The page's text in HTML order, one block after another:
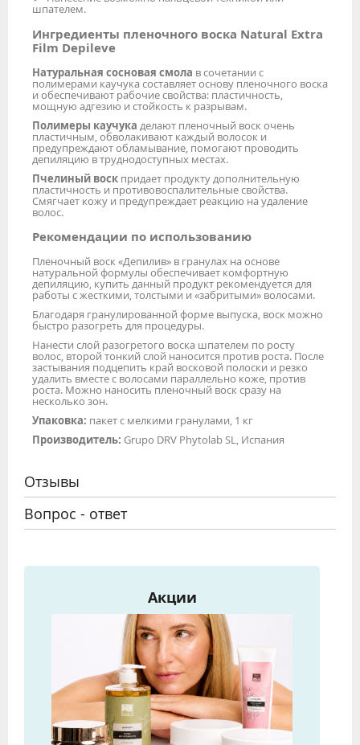
шпателем.
Ингредиенты пленочного воска Natural Extra
Film Depileve
Натуральная сосновая смола в сочетании с
полимерами каучука составляет основу пленочного воска
и обеспечивают рабочие свойства: пластичность,
мощную адгезию и стойкость к разрывам.
Полимеры каучука делают пленочный воск очень
пластичным, обволакивают каждый волосок и
предупреждают обламывание, помогают проводить
депиляцию в труднодоступных местах.
Пчелиный воск придает продукту дополнительную
пластичность и противовоспалительные свойства.
Смягчает кожу и предупреждает реакцию на удаление
волос.
Рекомендации по использованию
Пленочный воск «Депилив» в гранулах на основе
натуральной формулы обеспечивает комфортную
депиляцию, купить данный продукт рекомендуется для
работы с жесткими, толстыми и «забритыми» волосами.
Благодаря гранулированной форме выпуска, воск можно
быстро разогреть для процедуры.
Нанести слой разогретого воска шпателем по росту
волос, второй тонкий слой наносится против роста. После
застывания подцепить край восковой полоски и резко
удалить вместе с волосами параллельно коже, против
роста. Можно наносить пленочный воск сразу на
несколько зон.
Упаковка: пакет с мелкими гранулами, 1 кг
Производитель: Grupo DRV Phytolab SL, Испания
Отзывы
Вопрос - ответ
Акции